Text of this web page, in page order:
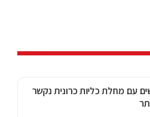
עם מחלת כליות כרונית נקשר